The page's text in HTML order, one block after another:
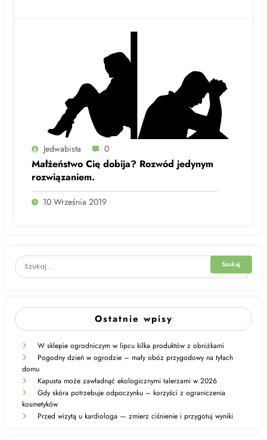
Jedwabista 0
Małżeństwo Cię dobija? Rozwód jedynym
rozwiązaniem.
10 Września 2019
Ostatnie wpisy
W sklepie ogrodniczym w lipcu kilka produktów z obniżkami
Pogodny dzień w ogrodzie – mały obóz przygodowy na tyłach
domu
Kapusta może zawładnąć ekologicznymi talerzami w 2026
Gdy skóra potrzebuje odpoczynku – korzyści z ograniczenia
kosmetyków
Przed wizytą u kardiologa — zmierz ciśnienie i przygotuj wyniki